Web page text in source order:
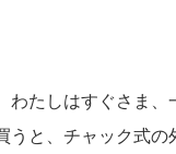
わたしはすぐさま
うと、チャック式